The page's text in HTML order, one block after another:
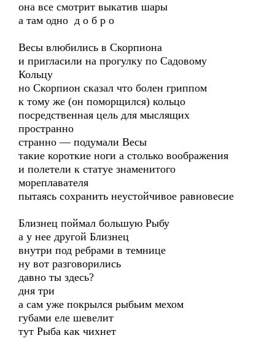
она все смотрит выкатив шары
а там одно д о б р о
Весы влюбились в Скорпиона
и пригласили на прогулку по Садовому
Кольцу
но Скорпион сказал что болен гриппом
к тому же (он поморщился) кольцо
посредственная цель для мыслящих
пространно
странно — подумали Весы
такие короткие ноги а столько воображения
и полетели к статуе знаменитого
мореплавателя
пытаясь сохранить неустойчивое равновесие
Близнец поймал большую Рыбу
а у нее другой Близнец
внутри под ребрами в темнице
ну вот разговорились
давно ты здесь?
дня три
а сам уже покрылся рыбьим мехом
губами еле шевелит
тут Рыба как чихнет